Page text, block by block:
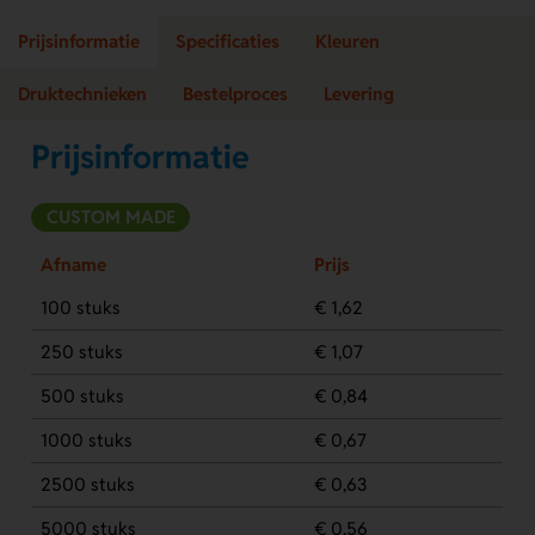
Prijsinformatie Specificaties Kleuren
Druktechnieken Bestelproces Levering
Prijsinformatie
CUSTOM MADE
Afname
Prijs
100 stuks
€ 1,62
250 stuks
€ 1,07
500 stuks
€ 0,84
1000 stuks
€ 0,67
2500 stuks
€ 0,63
5000 stuks
€ 0,56